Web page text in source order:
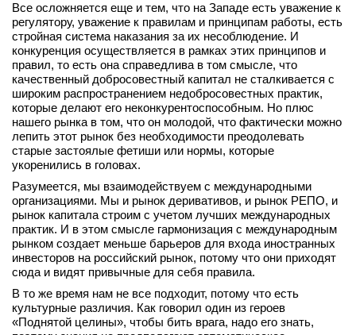
Все осложняется еще и тем, что на Западе есть уважение к
регулятору, уважение к правилам и принципам работы, есть
стройная система наказания за их несоблюдение. И
конкуренция осуществляется в рамках этих принципов и
правил, то есть она справедлива в том смысле, что
качественный добросовестный капитал не сталкивается с
широким распространением недобросовестных практик,
которые делают его неконкурентоспособным. Но плюс
нашего рынка в том, что он молодой, что фактически можно
лепить этот рынок без необходимости преодолевать
старые застоялые фетиши или нормы, которые
укоренились в головах.
Разумеется, мы взаимодействуем с международными
организациями. Мы и рынок деривативов, и рынок РЕПО, и
рынок капитала строим с учетом лучших международных
практик. И в этом смысле гармонизация с международным
рынком создает меньше барьеров для входа иностранных
инвесторов на российский рынок, потому что они приходят
сюда и видят привычные для себя правила.
В то же время нам не все подходит, потому что есть
культурные различия. Как говорил один из героев
«Поднятой целины», чтобы бить врага, надо его знать,